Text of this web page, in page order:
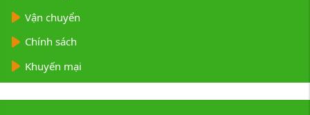
Vận chuyển
Chính sách
Khuyến mại